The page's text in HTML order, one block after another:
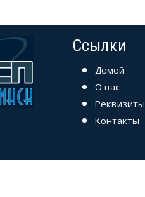
Ссылки
Домой
О нас
Реквизиты
Контакты